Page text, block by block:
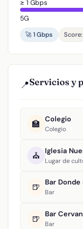
≥ 1 Gbps
5G
🚀 1 Gbps
📍Servicios y
🏫 Colegio
Colegio
⛪ Lugar de
🍺 Bar Donde
Bar
🍺 Bar
Bar